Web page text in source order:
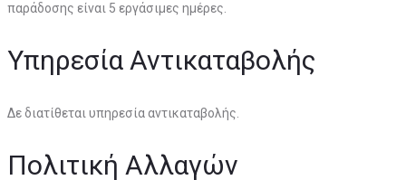
παράδοσης είναι 5 εργάσιμες ημέρες.
Υπηρεσία Αντικαταβολής
Δε διατίθεται υπηρεσία αντικαταβολής.
Πολιτική Αλλαγών